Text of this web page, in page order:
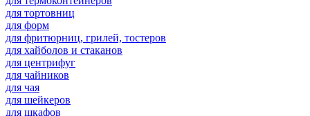
для тортовниц
для форм
для фритюрниц, грилей, тостеров
для хайболов и стаканов
для центрифуг
для чайников
для чая
для шейкеров
для шкафов